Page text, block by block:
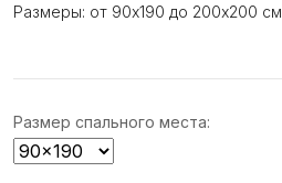
Размеры: от 90х190 до 200х200 см
Размер спального места: